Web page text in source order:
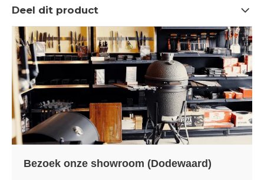
Deel dit product
Bezoek onze showroom (Dodewaard)